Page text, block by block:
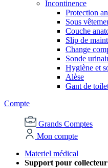
Incontinence
Protection
Sous
Couche
Slip de
Change
Sonde
Hygiène et
Alèse
Gant de
Compte
Grands Comptes
Mon compte
Materiel médical
Support pour